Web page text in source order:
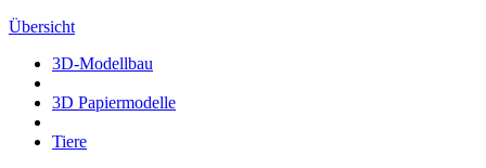
Übersicht
3D-Modellbau
3D Papiermodelle
Tiere